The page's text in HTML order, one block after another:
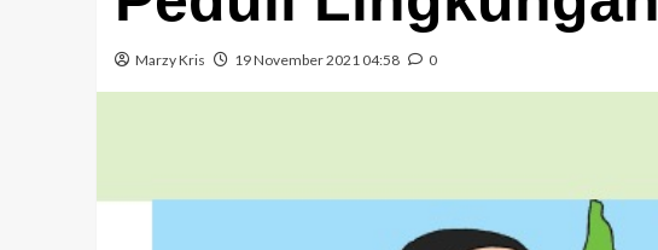
Marzy Kris 19 November 2021 04:58 0